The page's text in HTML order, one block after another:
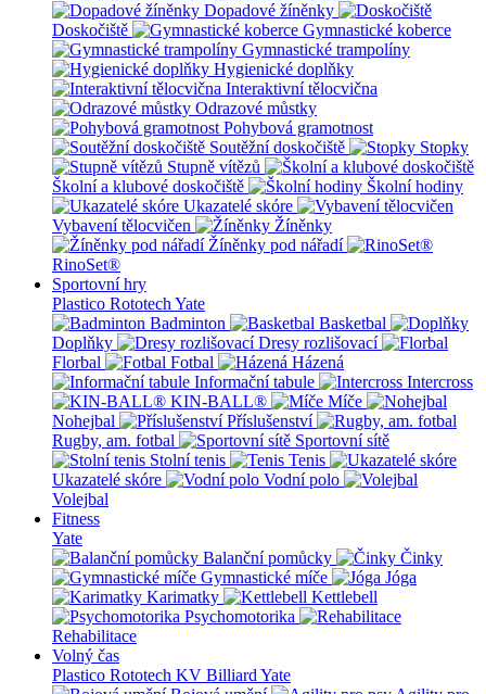
Dopadové žíněnky
Doskočiště
Gymnastické koberce
Gymnastické trampolíny
Hygienické doplňky
Interaktivní tělocvična
Odrazové můstky
Pohybová gramotnost
Soutěžní doskočiště
Stopky
Stupně vítězů
Školní a klubové doskočiště
Školní hodiny
Ukazatelé skóre
Vybavení tělocvičen
Žíněnky
Žíněnky pod nářadí
RinoSet®
Sportovní hry
Plastico Rototech Yate
Badminton
Basketbal
Doplňky
Dresy rozlišovací
Florbal
Fotbal
Házená
Informační tabule
Intercross
KIN-BALL®
Míče
Nohejbal
Příslušenství
Rugby, am. fotbal
Sportovní sítě
Stolní tenis
Tenis
Ukazatelé skóre
Vodní polo
Volejbal
Fitness
Yate
Balanční pomůcky
Činky
Gymnastické míče
Jóga
Karimatky
Kettlebell
Psychomotorika
Rehabilitace
Volný čas
Plastico Rototech KV Billiard Yate